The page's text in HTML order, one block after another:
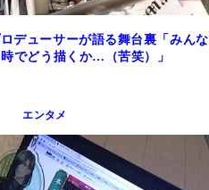
デューサーが語る舞台裏「みんな
でどう描くか…（苦笑）」
エンタメ